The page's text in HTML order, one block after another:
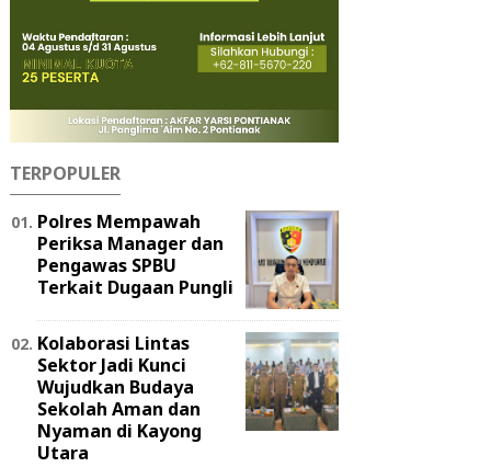
TERPOPULER
Polres Mempawah
Periksa Manager dan
Pengawas SPBU
Terkait Dugaan Pungli
Kolaborasi Lintas
Sektor Jadi Kunci
Wujudkan Budaya
Sekolah Aman dan
Nyaman di Kayong
Utara